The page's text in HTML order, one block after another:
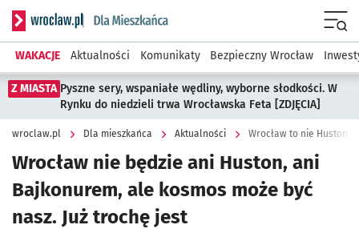
Serwis informacyjny wroclaw.pl podserwis: Dla mieszkańca
WAKACJE Aktualności Komunikaty Bezpieczny Wrocław
Z MIASTA Pyszne sery, wspaniałe wędliny, wyborne słodkości. W
Rynku do niedzieli trwa Wrocławska Feta [ZDJĘCIA]
wroclaw.pl Dla mieszkańca Aktualności Wrocław to nie Huston,
Wrocław nie będzie ani Huston, ani
Bajkonurem, ale kosmos może być
nasz. Już trochę jest